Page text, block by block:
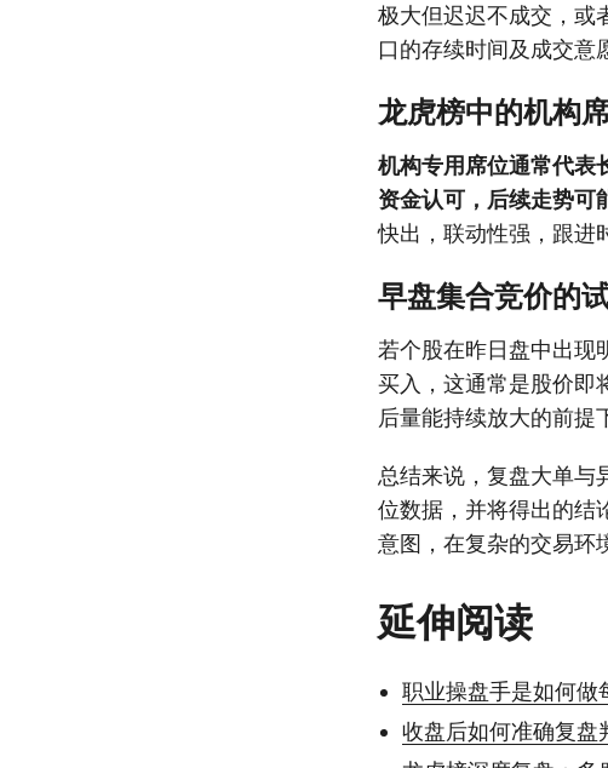
极大但迟迟不成交，或
口的存续时间及成交意
龙虎榜中的机构
机构专用席位通常代表
资金认可，后续走势可
快出，联动性强，跟进
早盘集合竞价的
若个股在昨日盘中出现
买入，这通常是股价即
后量能持续放大的前提
总结来说，复盘大单与
位数据，并将得出的结
意图，在复杂的交易环
延伸阅读
职业操盘手是如何做
收盘后如何准确复盘